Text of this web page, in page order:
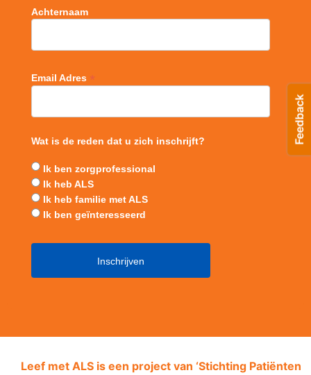
Achternaam
Email Adres *
Wat is de reden dat u zich inschrijft?
Ik ben zorgprofessional
Ik heb ALS
Ik heb familie met ALS
Ik ben geïnteresseerd
Leef met ALS is een project van ‘Stichting Patiënten